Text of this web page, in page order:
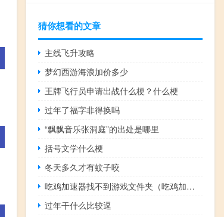
猜你想看的文章
主线飞升攻略
梦幻西游海浪加价多少
王牌飞行员申请出战什么梗？什么梗
过年了福字非得换吗
“飘飘音乐张洞庭”的出处是哪里
括号文学什么梗
冬天多久才有蚊子咬
吃鸡加速器找不到游戏文件夹（吃鸡加速器）
过年干什么比较逗